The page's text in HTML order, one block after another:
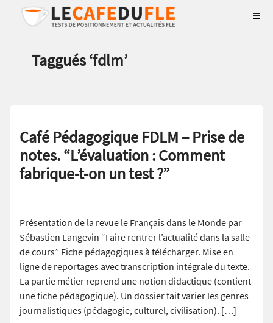
Taggués ‘fdlm’
Café Pédagogique FDLM – Prise de
notes. “L’évaluation : Comment
fabrique-t-on un test ?”
Présentation de la revue le Français dans le Monde par
Sébastien Langevin “Faire rentrer l’actualité dans la salle
de cours” Fiche pédagogiques à télécharger. Mise en
ligne de reportages avec transcription intégrale du texte.
La partie métier reprend une notion didactique (contient
une fiche pédagogique). Un dossier fait varier les genres
journalistiques (pédagogie, culturel, civilisation). […]